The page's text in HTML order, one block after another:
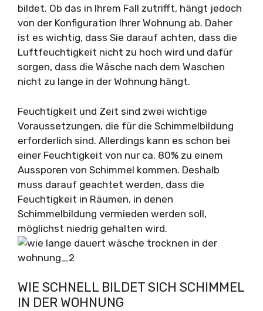
bildet. Ob das in Ihrem Fall zutrifft, hängt jedoch
von der Konfiguration Ihrer Wohnung ab. Daher
ist es wichtig, dass Sie darauf achten, dass die
Luftfeuchtigkeit nicht zu hoch wird und dafür
sorgen, dass die Wäsche nach dem Waschen
nicht zu lange in der Wohnung hängt.
Feuchtigkeit und Zeit sind zwei wichtige
Voraussetzungen, die für die Schimmelbildung
erforderlich sind. Allerdings kann es schon bei
einer Feuchtigkeit von nur ca. 80% zu einem
Aussporen von Schimmel kommen. Deshalb
muss darauf geachtet werden, dass die
Feuchtigkeit in Räumen, in denen
Schimmelbildung vermieden werden soll,
möglichst niedrig gehalten wird.
WIE SCHNELL BILDET SICH SCHIMMEL
IN DER WOHNUNG